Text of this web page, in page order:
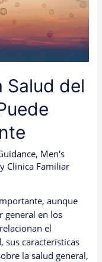
Salud del
, Men's
Clinica Familiar
aunque
general en los
el
sus características
la salud general,